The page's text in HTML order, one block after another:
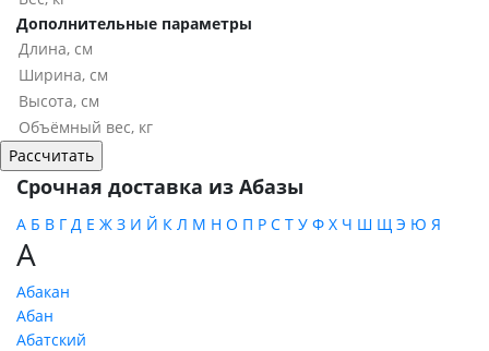
Дополнительные параметры
Срочная доставка из Абазы
А Б В Г Д Е Ж З И Й К Л М Н О П Р С Т У Ф Х Ч Ш Щ Э Ю Я
А
Абакан
Абан
Абатский